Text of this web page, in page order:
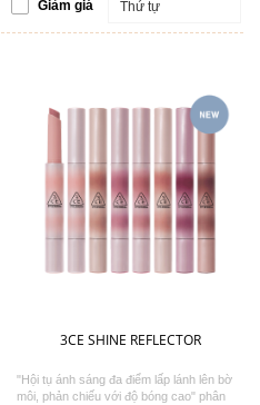
Giảm giá Thứ tự
3CE SHINE REFLECTOR
"Hội tụ ánh sáng đa điểm lấp lánh lên bờ
môi, phản chiếu với độ bóng cao" phân